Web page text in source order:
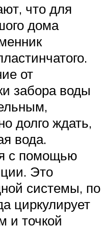
что для
дома
от
забора воды
долго ждать,
вода.
с помощью
Это
системы, по
циркулирует
и точкой